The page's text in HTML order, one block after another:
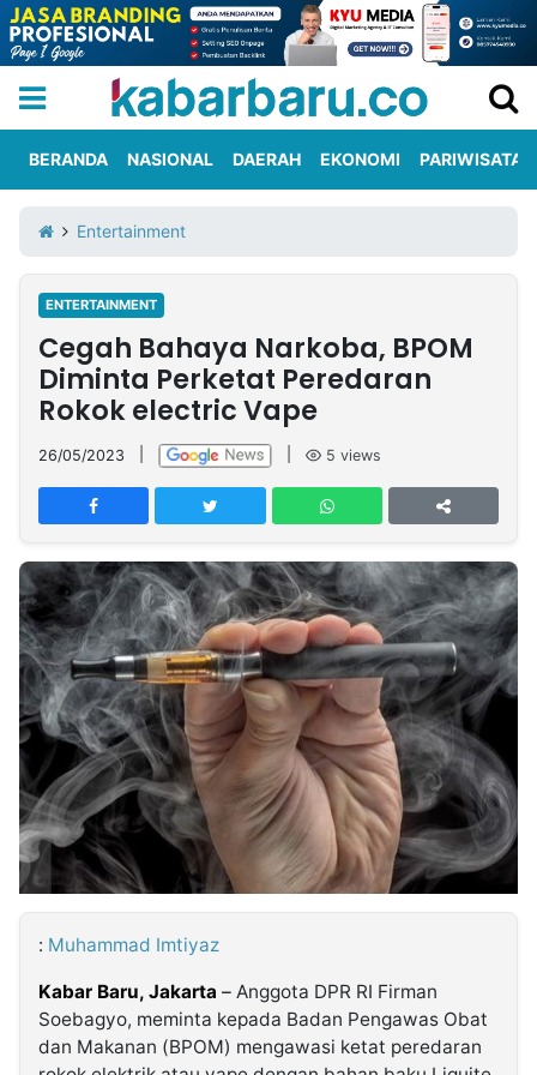
Iklan
Berita
Kami
Nasional
International
Olahraga
Entertainment
Daerah
Pariwisata
Kuliner
Kolom
Network
PT
TREETAN
INDONESIA
Partner
Insight
NTB
Suara
Time
Lens
IDN
Daily
Jogja
Jalan
Rakyat
Idealita
News
Kita
Notice
Radar
Baru
Seedbacklink
Follow
Kabarbaru
BERANDA NASIONAL DAERAH EKONOMI PARIWISATA
Entertainment
ENTERTAINMENT
Cegah Bahaya Narkoba, BPOM
Diminta Perketat Peredaran
Rokok electric Vape
26/05/2023 5 views
: Muhammad Imtiyaz
Kabar Baru, Jakarta – Anggota DPR RI Firman
Soebagyo, meminta kepada Badan Pengawas Obat
dan Makanan (BPOM) mengawasi ketat peredaran